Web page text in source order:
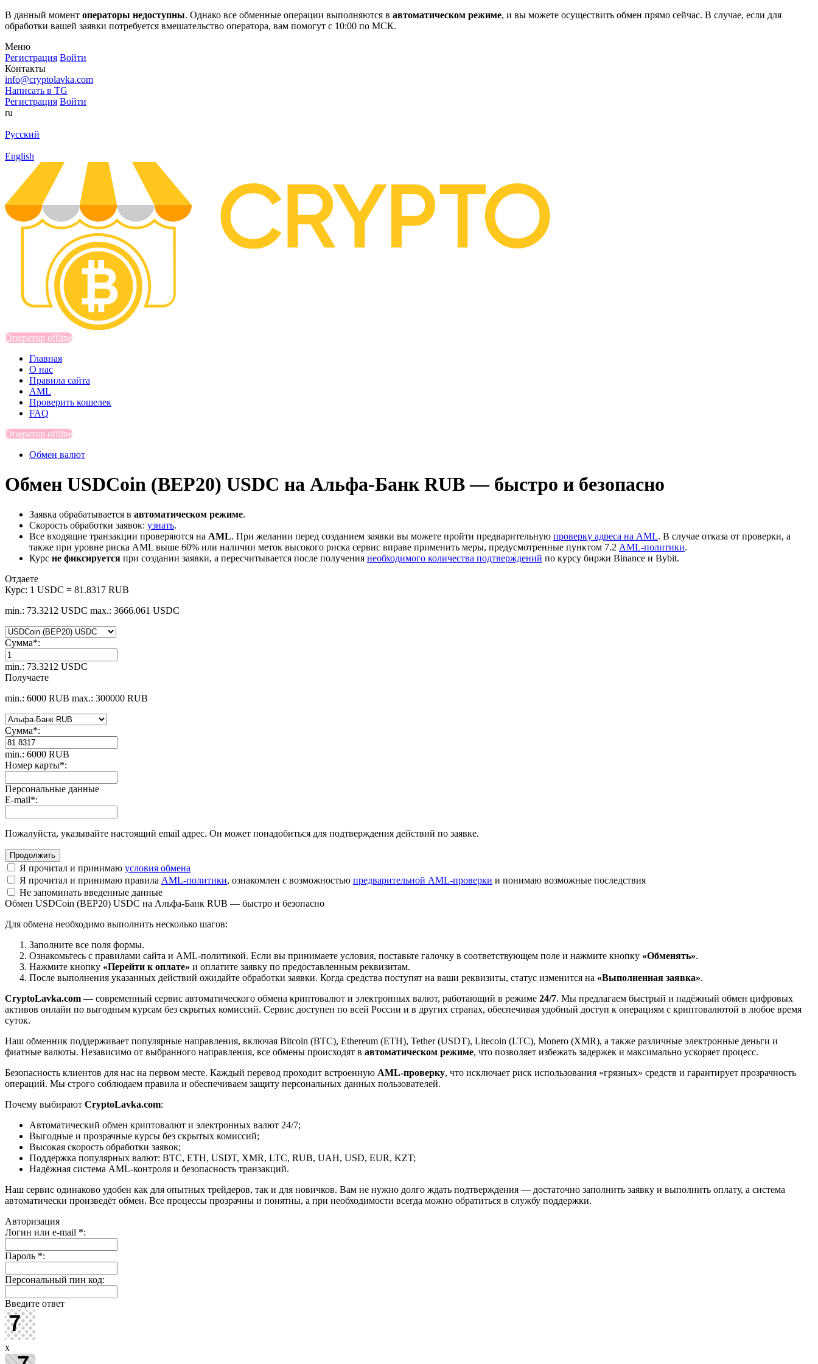
В данный момент операторы недоступны. Однако все обменные операции выполняются в автоматическом режиме, и вы можете осуществить обмен прямо сейчас. В случае, если для
обработки вашей заявки потребуется вмешательство оператора, вам помогут с 10:00 по МСК.
Меню
Регистрация Войти
Контакты
info@cryptolavka.com
Написать в TG
Регистрация Войти
ru
Русский
English
Оператор offline
Главная
О нас
Правила сайта
AML
Проверить кошелек
FAQ
Оператор offline
Обмен валют
Обмен USDCoin (BEP20) USDC на Альфа-Банк RUB — быстро и безопасно
Заявка обрабатывается в автоматическом режиме.
Скорость обработки заявок: узнать.
Все входящие транзакции проверяются на AML. При желании перед созданием заявки вы можете пройти предварительную проверку адреса на AML. В случае отказа от проверки, а
также при уровне риска AML выше 60% или наличии меток высокого риска сервис вправе применить меры, предусмотренные пунктом 7.2 AML-политики.
Курс не фиксируется при создании заявки, а пересчитывается после получения необходимого количества подтверждений по курсу биржи Binance и Bybit.
Отдаете
Курс: 1 USDC = 81.8317 RUB
min.: 73.3212 USDC max.: 3666.061 USDC
Сумма*:
min.: 73.3212 USDC
Получаете
min.: 6000 RUB max.: 300000 RUB
Сумма*:
min.: 6000 RUB
Номер карты*:
Персональные данные
E-mail*:
Пожалуйста, указывайте настоящий email адрес. Он может понадобиться для подтверждения действий по заявке.
Я прочитал и принимаю условия обмена
Я прочитал и принимаю правила AML-политики, ознакомлен с возможностью предварительной AML-проверки и понимаю возможные последствия
Не запоминать введенные данные
Обмен USDCoin (BEP20) USDC на Альфа-Банк RUB — быстро и безопасно
Для обмена необходимо выполнить несколько шагов:
Заполните все поля формы.
Ознакомьтесь с правилами сайта и AML-политикой. Если вы принимаете условия, поставьте галочку в соответствующем поле и нажмите кнопку «Обменять».
Нажмите кнопку «Перейти к оплате» и оплатите заявку по предоставленным реквизитам.
После выполнения указанных действий ожидайте обработки заявки. Когда средства поступят на ваши реквизиты, статус изменится на «Выполненная заявка».
CryptoLavka.com — современный сервис автоматического обмена криптовалют и электронных валют, работающий в режиме 24/7. Мы предлагаем быстрый и надёжный обмен цифровых
активов онлайн по выгодным курсам без скрытых комиссий. Сервис доступен по всей России и в других странах, обеспечивая удобный доступ к операциям с криптовалютой в любое время
суток.
Наш обменник поддерживает популярные направления, включая Bitcoin (BTC), Ethereum (ETH), Tether (USDT), Litecoin (LTC), Monero (XMR), а также различные электронные деньги и
фиатные валюты. Независимо от выбранного направления, все обмены происходят в автоматическом режиме, что позволяет избежать задержек и максимально ускоряет процесс.
Безопасность клиентов для нас на первом месте. Каждый перевод проходит встроенную AML-проверку, что исключает риск использования «грязных» средств и гарантирует прозрачность
операций. Мы строго соблюдаем правила и обеспечиваем защиту персональных данных пользователей.
Почему выбирают CryptoLavka.com:
Автоматический обмен криптовалют и электронных валют 24/7;
Выгодные и прозрачные курсы без скрытых комиссий;
Высокая скорость обработки заявок;
Поддержка популярных валют: BTC, ETH, USDT, XMR, LTC, RUB, UAH, USD, EUR, KZT;
Надёжная система AML-контроля и безопасность транзакций.
Наш сервис одинаково удобен как для опытных трейдеров, так и для новичков. Вам не нужно долго ждать подтверждения — достаточно заполнить заявку и выполнить оплату, а система
автоматически произведёт обмен. Все процессы прозрачны и понятны, а при необходимости всегда можно обратиться в службу поддержки.
Авторизация
Логин или e-mail *:
Пароль *:
Персональный пин код:
Введите ответ
x